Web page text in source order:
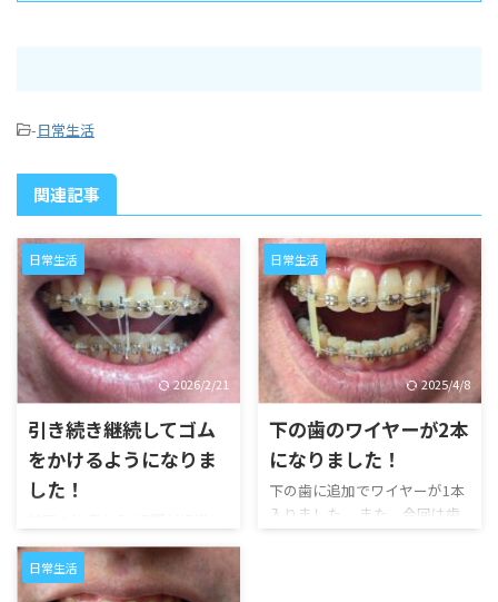
-日常生活
関連記事
日常生活
2026/2/21
引き続き継続してゴム
をかけるようになりま
した！
ました。 順調に前歯も動いて
いるらしく、引き続き継続と
なりました。
日常生活
2025/4/8
下の歯のワイヤーが2本
になりました！
下の歯に追加でワイヤーが1本
入りました。 また、今回は歯
型を上下でとりました。
日常生活